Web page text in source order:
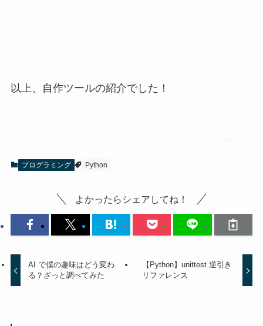
以上、自作ツールの紹介でした！
プログラミング Python
よかったらシェアしてね！
AI で僕の趣味はどう変わ
る？ざっと調べてみた
【Python】unittest 逆引き
リファレンス